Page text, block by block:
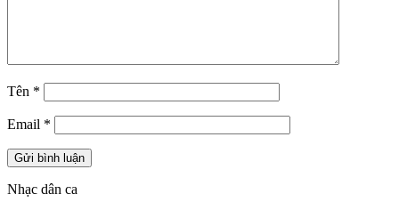
Tên *
Email *
Nhạc dân ca